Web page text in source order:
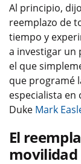
Al principio,
reemplazo de
tiempo y
a investigar un
el que
que programé
especialista
Duke Mark
El
movilidad